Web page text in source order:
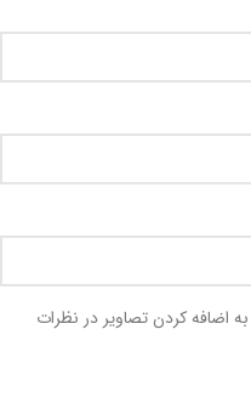
اضافه کردن تصاویر در نظرات